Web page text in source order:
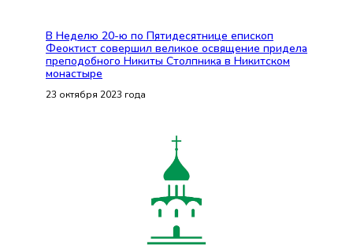
В Неделю 20-ю по Пятидесятнице епископ
Феоктист совершил великое освящение придела
преподобного Никиты Столпника в Никитском
монастыре
23 октября 2023 года